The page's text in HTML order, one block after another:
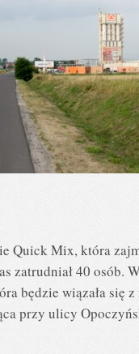
Quick Mix, która
zatrudniał 40 osób.
będzie wiązała się
przy ulicy